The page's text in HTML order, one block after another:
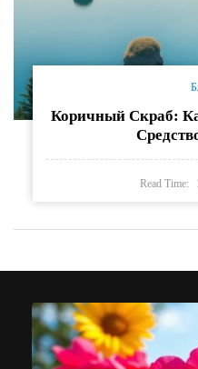
Коричный Скраб:
Read Time: